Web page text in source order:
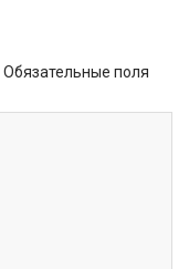
Обязательные поля